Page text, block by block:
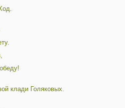
клади Голяковых.